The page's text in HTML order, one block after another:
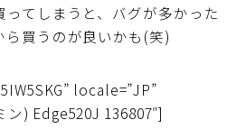
ってしまうと、バグが多かった
ら買うのが良いかも(笑)
locale=”JP”
) Edge520J 136807″]